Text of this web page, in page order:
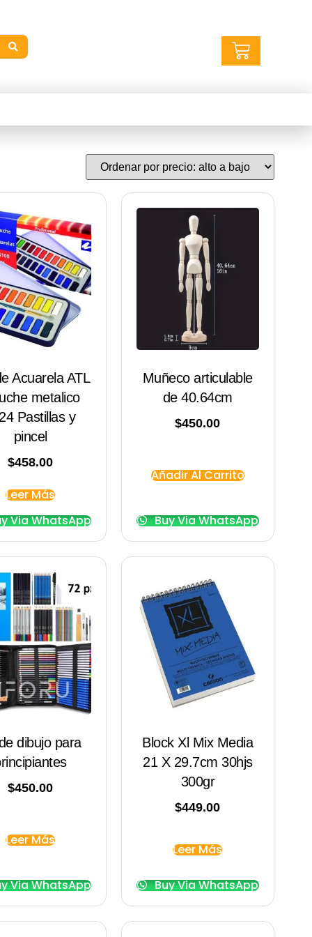
Acuarela ATL
metalico
Pastillas y
pincel
$458.00
Leer Más
Via WhatsApp
Muñeco articulable
de 40.64cm
$450.00
Añadir Al Carrito
Buy Via WhatsApp
dibujo para
$450.00
Leer Más
Via WhatsApp
Block Xl Mix Media
21 X 29.7cm 30hjs
300gr
$449.00
Leer Más
Buy Via WhatsApp